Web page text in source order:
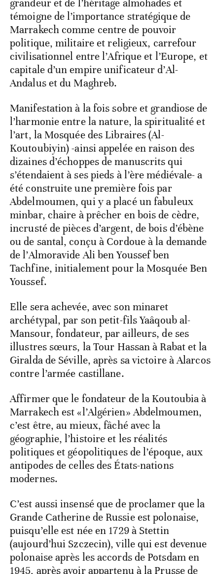
grandeur et de l’héritage almohades et
témoigne de l’importance stratégique de
Marrakech comme centre de pouvoir
politique, militaire et religieux, carrefour
civilisationnel entre l’Afrique et l’Europe, et
capitale d’un empire unificateur d’Al-
Andalus et du Maghreb.
Manifestation à la fois sobre et grandiose de
l’harmonie entre la nature, la spiritualité et
l’art, la Mosquée des Libraires (Al-
Koutoubiyin) -ainsi appelée en raison des
dizaines d’échoppes de manuscrits qui
s’étendaient à ses pieds à l’ère médiévale- a
été construite une première fois par
Abdelmoumen, qui y a placé un fabuleux
minbar, chaire à prêcher en bois de cèdre,
incrusté de pièces d’argent, de bois d’ébène
ou de santal, conçu à Cordoue à la demande
de l’Almoravide Ali ben Youssef ben
Tachfine, initialement pour la Mosquée Ben
Youssef.
Elle sera achevée, avec son minaret
archétypal, par son petit-fils Yaâqoub al-
Mansour, fondateur, par ailleurs, de ses
illustres sœurs, la Tour Hassan à Rabat et la
Giralda de Séville, après sa victoire à Alarcos
contre l’armée castillane.
Affirmer que le fondateur de la Koutoubia à
Marrakech est «l’Algérien» Abdelmoumen,
c’est être, au mieux, fâché avec la
géographie, l’histoire et les réalités
politiques et géopolitiques de l’époque, aux
antipodes de celles des États-nations
modernes.
C’est aussi insensé que de proclamer que la
Grande Catherine de Russie est polonaise,
puisqu’elle est née en 1729 à Stettin
(aujourd’hui Szczecin), ville qui est devenue
polonaise après les accords de Potsdam en
1945, après avoir appartenu à la Prusse de